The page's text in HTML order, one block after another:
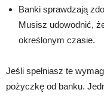
Banki sprawdzają
Musisz udowodnić,
określonym czasie.
Jeśli spełniasz te
pożyczkę od banku.